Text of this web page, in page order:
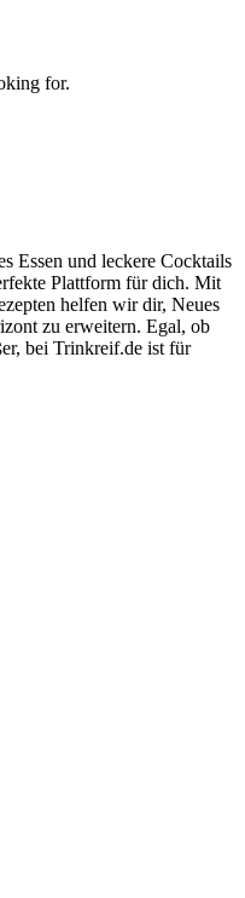
for.
Essen und leckere Cocktails
Plattform für dich. Mit
helfen wir dir, Neues
zu erweitern. Egal, ob
bei Trinkreif.de ist für